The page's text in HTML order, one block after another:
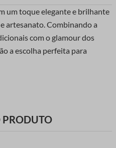
um toque elegante e brilhante
artesanato. Combinando a
com o glamour dos
a escolha perfeita para
PRODUTO